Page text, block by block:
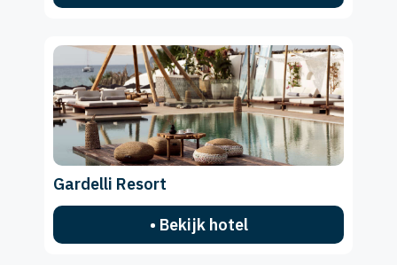
Gardelli Resort
• Bekijk hotel